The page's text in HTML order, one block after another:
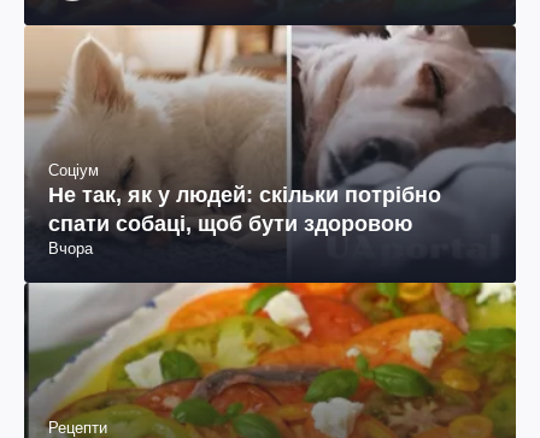
Соціум
Не так, як у людей: скільки потрібно
спати собаці, щоб бути здоровою
Вчора
Рецепти